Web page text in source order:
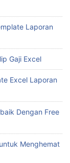
Laporan
Gaji Excel
Excel Laporan
Dengan Free
Menghemat